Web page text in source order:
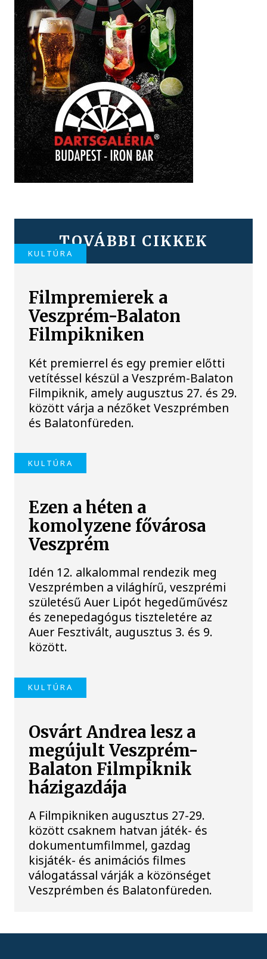
TOVÁBBI CIKKEK
KULTÚRA
Filmpremierek a
Veszprém-Balaton
Filmpikniken
Két premierrel és egy premier előtti
vetítéssel készül a Veszprém-Balaton
Filmpiknik, amely augusztus 27. és 29.
között várja a nézőket Veszprémben
és Balatonfüreden.
KULTÚRA
Ezen a héten a
komolyzene fővárosa
Veszprém
Idén 12. alkalommal rendezik meg
Veszprémben a világhírű, veszprémi
születésű Auer Lipót hegedűművész
és zenepedagógus tiszteletére az
Auer Fesztivált, augusztus 3. és 9.
között.
KULTÚRA
Osvárt Andrea lesz a
megújult Veszprém-
Balaton Filmpiknik
házigazdája
A Filmpikniken augusztus 27-29.
között csaknem hatvan játék- és
dokumentumfilmmel, gazdag
kisjáték- és animációs filmes
válogatással várják a közönséget
Veszprémben és Balatonfüreden.